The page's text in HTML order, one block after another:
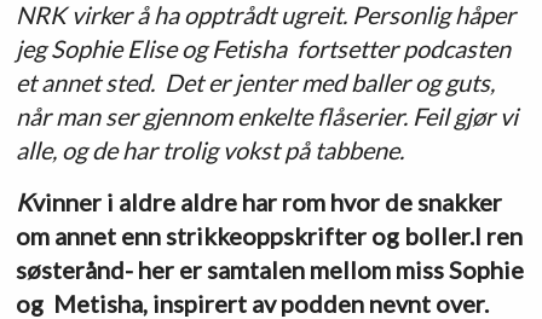
NRK virker å ha opptrådt ugreit. Personlig håper
jeg Sophie Elise og Fetisha fortsetter podcasten
et annet sted. Det er jenter med baller og guts,
når man ser gjennom enkelte flåserier. Feil gjør vi
alle, og de har trolig vokst på tabbene.
Kvinner i aldre aldre har rom hvor de snakker
om annet enn strikkeoppskrifter og boller.I ren
søsterånd- her er samtalen mellom miss Sophie
og Metisha, inspirert av podden nevnt over.